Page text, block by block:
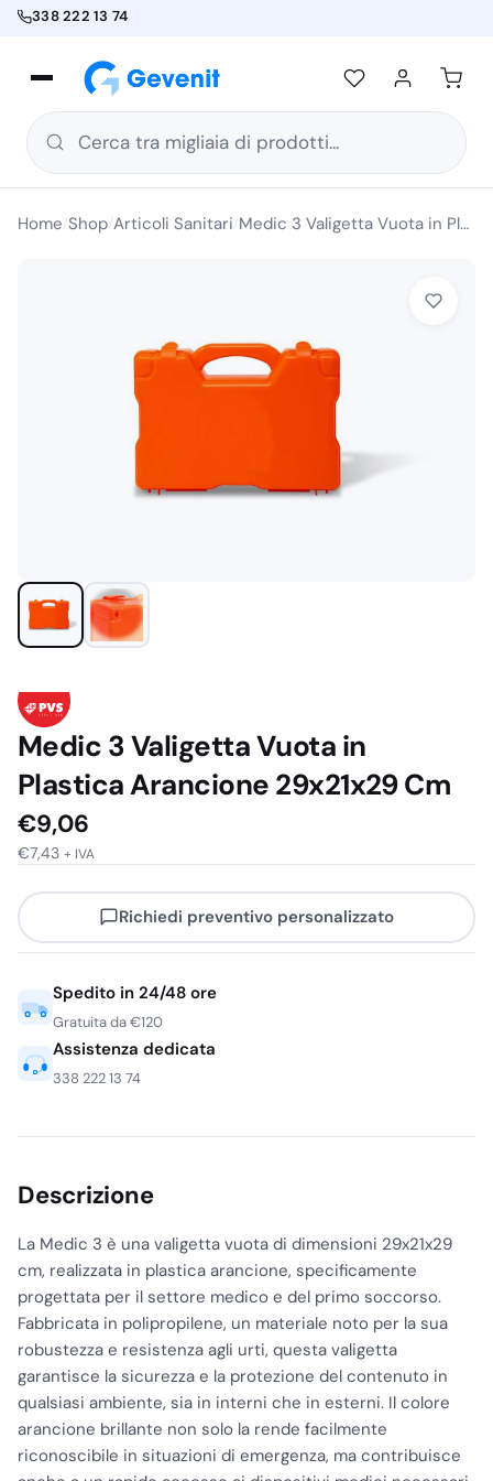
338 222 13 74
Cerca tra migliaia di prodotti...
Home Shop Articoli Sanitari Medic 3 Valigetta Vuota in Plastica Arancione 29x21x29 Cm
Medic 3 Valigetta Vuota in
Plastica Arancione 29x21x29 Cm
€9,06
€7,43 + IVA
Richiedi preventivo personalizzato
Spedito in 24/48 ore
Gratuita da €120
Assistenza dedicata
338 222 13 74
Descrizione
La Medic 3 è una valigetta vuota di dimensioni 29x21x29
cm, realizzata in plastica arancione, specificamente
progettata per il settore medico e del primo soccorso.
Fabbricata in polipropilene, un materiale noto per la sua
robustezza e resistenza agli urti, questa valigetta
garantisce la sicurezza e la protezione del contenuto in
qualsiasi ambiente, sia in interni che in esterni. Il colore
arancione brillante non solo la rende facilmente
riconoscibile in situazioni di emergenza, ma contribuisce